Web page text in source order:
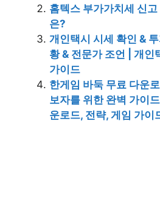
홈텍스 부가가치세 신고
은?
개인택시 시세 확인 &
황 & 전문가 조언 | 개인
가이드
한게임 바둑 무료 다운
보자를 위한 완벽 가이
운로드, 전략, 게임 가이